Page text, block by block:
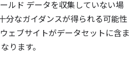
ルド データを収集していない場
分なガイダンスが得られる可能性
ェブサイトがデータセットに含ま
ります。